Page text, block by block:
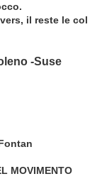
il reste le col
-Suse
MOVIMENTO